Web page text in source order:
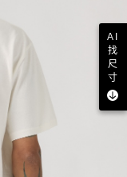
AI
找
尺
寸